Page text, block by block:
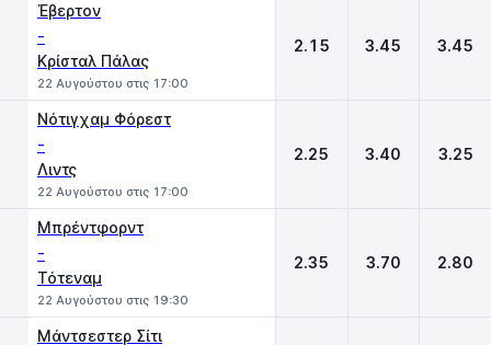
Έβερτον
-
Κρίσταλ Πάλας
22 Αυγούστου στις 17:00
2.15 3.45 3.45
Νότιγχαμ Φόρεστ
-
Λιντς
22 Αυγούστου στις 17:00
2.25 3.40 3.25
Μπρέντφορντ
-
Τότεναμ
22 Αυγούστου στις 19:30
2.35 3.70 2.80
Μάντσεστερ Σίτι